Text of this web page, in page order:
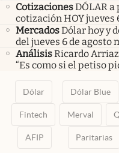
CotizacionesDÓLAR
cotización HOY jueves
MercadosDólar hoy y
del jueves 6 de agosto
AnálisisRicardo
“Es como si el petiso
Dólar Dólar Blue
Fintech Merval
AFIP Paritarias